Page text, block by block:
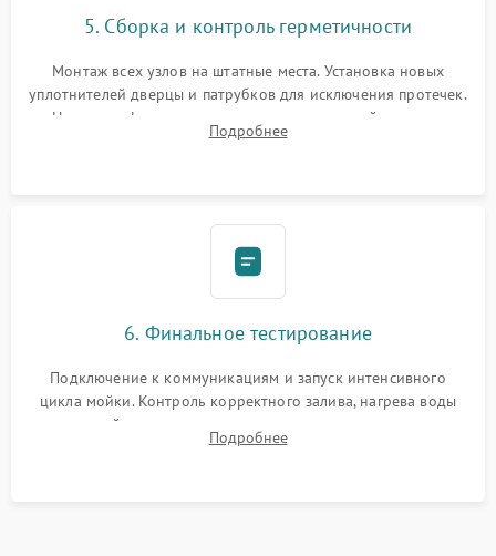
5. Сборка и контроль герметичности
Монтаж всех узлов на штатные места. Установка новых
уплотнителей дверцы и патрубков для исключения протечек.
Надежная фиксация хомутов гидравлической системы,
сборка корпуса и установка датчика поплавка.
Подробнее
6. Финальное тестирование
Подключение к коммуникациям и запуск интенсивного
цикла мойки. Контроль корректного залива, нагрева воды
до нужной температуры, отсутствия посторонних шумов,
штатного слива и абсолютной сухости в поддоне.
Подробнее